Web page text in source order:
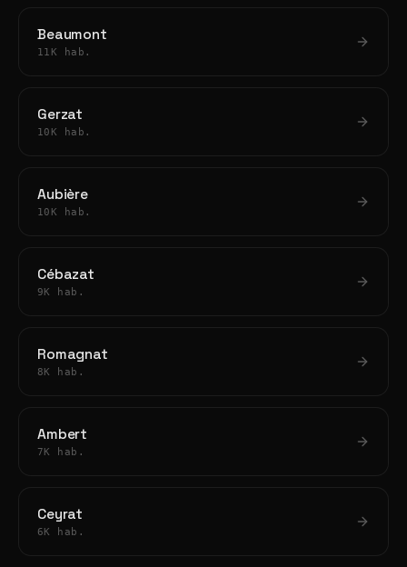
Beaumont
11K hab.
Gerzat
10K hab.
Aubière
10K hab.
Cébazat
9K hab.
Romagnat
8K hab.
Ambert
7K hab.
Ceyrat
6K hab.